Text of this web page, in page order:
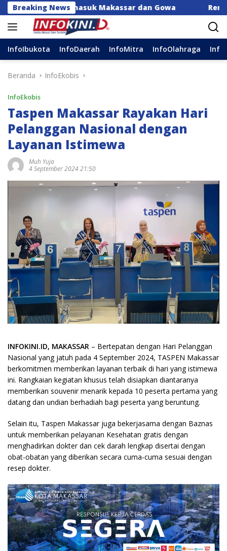
Langsung
ke
konten
Breaking News
Termasuk Makassar dan Gowa Rencana Revisi
InfoIbukota InfoDaerah InfoMitra InfoOlahraga
Beranda InfoEkobis
InfoEkobis
Taspen Makassar Rayakan Hari
Pelanggan Nasional dengan
Layanan Istimewa
Muh Yuja
4 September 2024 21:50
INFOKINI.ID, MAKASSAR – Bertepatan dengan Hari Pelanggan
Nasional yang jatuh pada 4 September 2024, TASPEN Makassar
berkomitmen memberikan layanan terbaik di hari yang istimewa
ini. Rangkaian kegiatan khusus telah disiapkan diantaranya
memberikan souvenir menarik kepada 10 peserta pertama yang
datang dan undian berhadiah bagi peserta yang beruntung.
Selain itu, Taspen Makassar juga bekerjasama dengan Baznas
untuk memberikan pelayanan Kesehatan gratis dengan
menghadirkan dokter dan cek darah lengkap disertai dengan
obat-obatan yang diberikan secara cuma-cuma sesuai dengan
resep dokter.